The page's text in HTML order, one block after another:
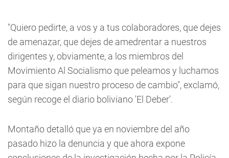
"Quiero pedirte, a vos y a tus colaboradores, que dejes
de amenazar, que dejes de amedrentar a nuestros
dirigentes y, obviamente, a los miembros del
Movimiento Al Socialismo que peleamos y luchamos
para que sigan nuestro proceso de cambio", exclamó,
según recoge el diario boliviano 'El Deber'.
Montaño detalló que ya en noviembre del año
pasado hizo la denuncia y que ahora expone